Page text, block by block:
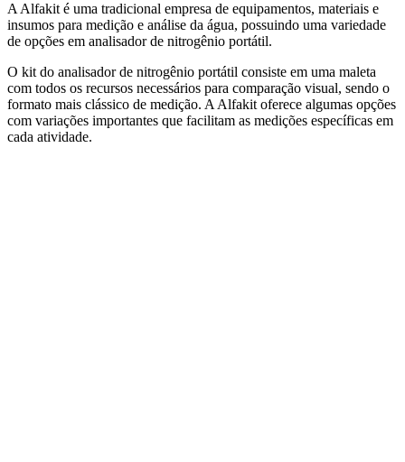
A Alfakit é uma tradicional empresa de equipamentos, materiais e
insumos para medição e análise da água, possuindo uma variedade
de opções em analisador de nitrogênio portátil.
O kit do analisador de nitrogênio portátil consiste em uma maleta
com todos os recursos necessários para comparação visual, sendo o
formato mais clássico de medição. A Alfakit oferece algumas opções
com variações importantes que facilitam as medições específicas em
cada atividade.